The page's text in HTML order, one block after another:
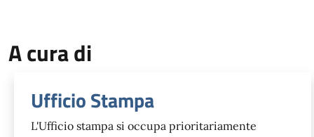
A cura di
Ufficio Stampa
L'Ufficio stampa si occupa prioritariamente